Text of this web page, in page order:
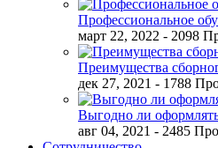
Профессиональное
март 22, 2022 - 2098
Преимущества
дек 27, 2021 - 1788
Выгодно ли
авг 04, 2021 - 2485